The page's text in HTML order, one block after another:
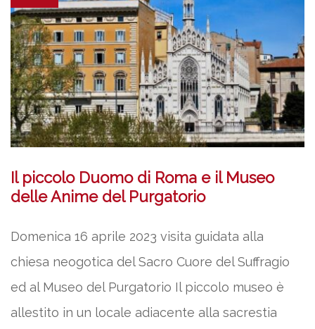
Il piccolo Duomo di Roma e il Museo
delle Anime del Purgatorio
Domenica 16 aprile 2023 visita guidata alla
chiesa neogotica del Sacro Cuore del Suffragio
ed al Museo del Purgatorio Il piccolo museo è
allestito in un locale adiacente alla sacrestia